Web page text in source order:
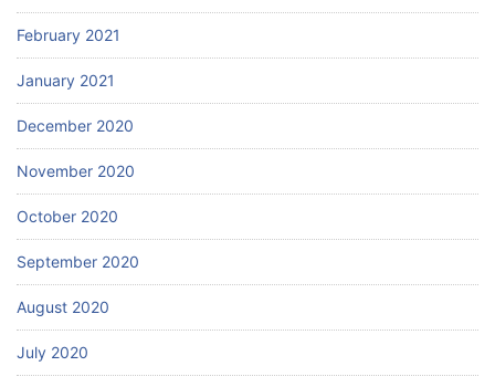
February 2021
January 2021
December 2020
November 2020
October 2020
September 2020
August 2020
July 2020